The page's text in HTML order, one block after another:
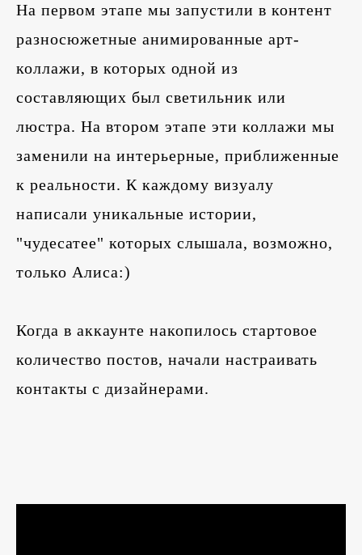
На первом этапе мы запустили в контент
разносюжетные анимированные арт-
коллажи, в которых одной из
составляющих был светильник или
люстра. На втором этапе эти коллажи мы
заменили на интерьерные, приближенные
к реальности. К каждому визуалу
написали уникальные истории,
"чудесатее" которых слышала, возможно,
только Алиса:)
Когда в аккаунте накопилось стартовое
количество постов, начали настраивать
контакты с дизайнерами.